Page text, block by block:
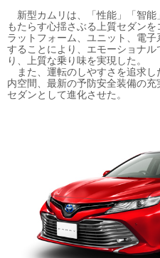
新型カムリは、「性能」「智能
もたらす心揺さぶる上質セダン
ラットフォーム、ユニット、電
することにより、エモーショナ
り、上質な乗り味を実現した。
また、運転のしやすさを追求し
内空間、最新の予防安全装備の
セダンとして進化させた。